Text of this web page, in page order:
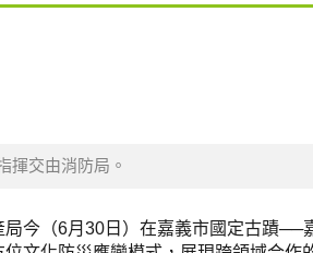
揮交由消防局。
今（6月30日）在嘉義市國定古蹟──